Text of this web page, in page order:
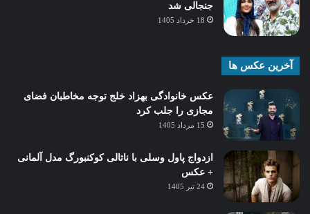
جنجالی شد
18 خرداد 1405
آخرین عکس ها
عکس خانوادگی بهزاد خلج توجه مخاطبان فضای
مجازی را جلب کرد
15 مرداد 1405
ازدواج پاول وسلی با ناتالی کوکنبورگ مدل آلمانی
+ عکس
24 تیر 1405